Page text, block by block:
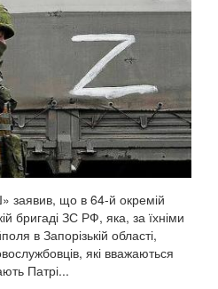
заявив, що в 64-й окремій
бригаді ЗС РФ, яка, за їхніми
в Запорізькій області,
які вважаються
Патрі...